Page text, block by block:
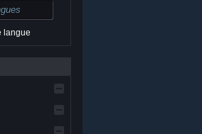
Toutes les
pays.
langue